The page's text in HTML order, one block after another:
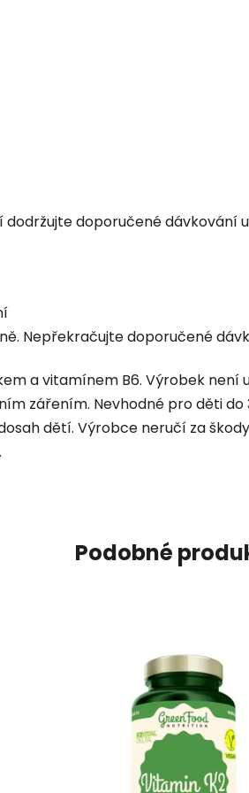
doporučené dávkování
Nepřekračujte doporučené
a vitamínem B6. Výrobek není
zářením. Nevhodné pro děti
dětí. Výrobce neručí za
Podobné